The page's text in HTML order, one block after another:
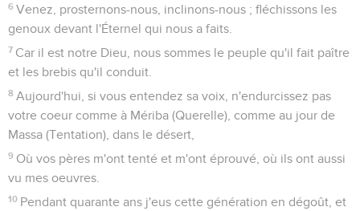
6 Venez, prosternons-nous, inclinons-nous ; fléchissons les
genoux devant l'Éternel qui nous a faits.
7 Car il est notre Dieu, nous sommes le peuple qu'il fait paître
et les brebis qu'il conduit.
8 Aujourd'hui, si vous entendez sa voix, n'endurcissez pas
votre coeur comme à Mériba (Querelle), comme au jour de
Massa (Tentation), dans le désert,
9 Où vos pères m'ont tenté et m'ont éprouvé, où ils ont aussi
vu mes oeuvres.
10 Pendant quarante ans j'eus cette génération en dégoût, et